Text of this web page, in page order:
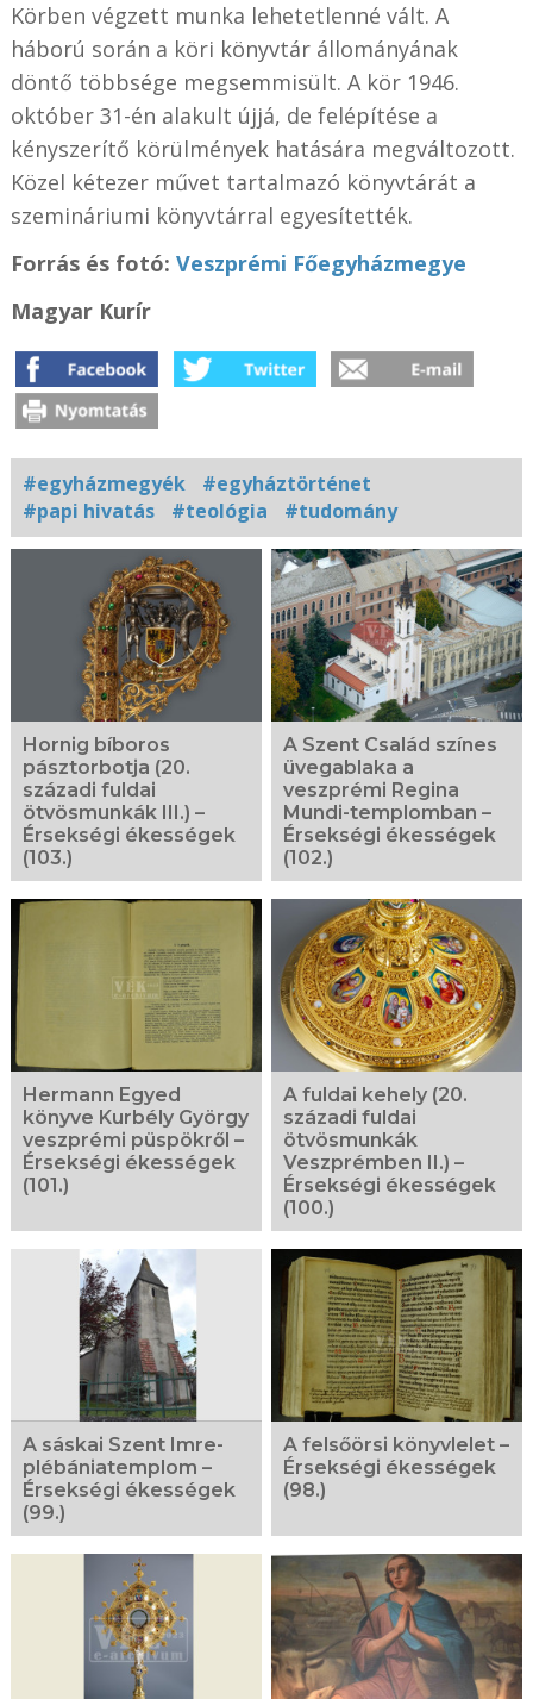
Körben végzett munka lehetetlenné vált. A
háború során a köri könyvtár állományának
döntő többsége megsemmisült. A kör 1946.
október 31-én alakult újjá, de felépítése a
kényszerítő körülmények hatására megváltozott.
Közel kétezer művet tartalmazó könyvtárát a
szemináriumi könyvtárral egyesítették.
Forrás és fotó: Veszprémi Főegyházmegye
Magyar Kurír
#egyházmegyék
#egyháztörténet
#papi hivatás
#teológia #tudomány
Kapcsolódó
fotógaléria
Hornig bíboros
pásztorbotja (20.
századi fuldai
ötvösmunkák III.) –
Érsekségi ékességek
(103.)
A Szent Család színes
üvegablaka a
veszprémi Regina
Mundi-templomban –
Érsekségi ékességek
(102.)
Hermann Egyed
könyve Kurbély György
veszprémi püspökről –
Érsekségi ékességek
(101.)
A fuldai kehely (20.
századi fuldai
ötvösmunkák
Veszprémben II.) –
Érsekségi ékességek
(100.)
A sáskai Szent Imre-
plébániatemplom –
Érsekségi ékességek
(99.)
A felsőörsi könyvlelet –
Érsekségi ékességek
(98.)